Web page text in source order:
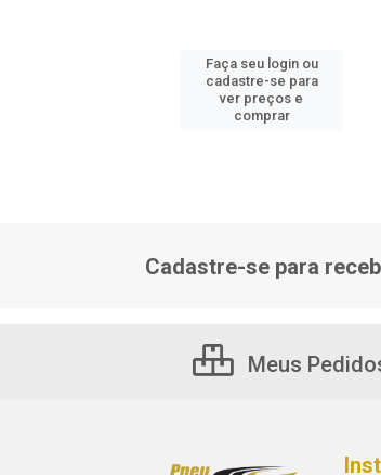
Faça seu login ou
cadastre-se para
ver preços e
comprar
Cadastre-se para
Meus